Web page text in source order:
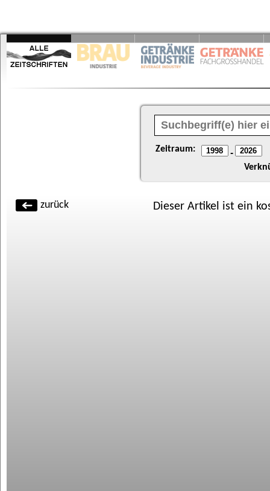
Zeitraum: -
zurück Dieser Artikel ist ein